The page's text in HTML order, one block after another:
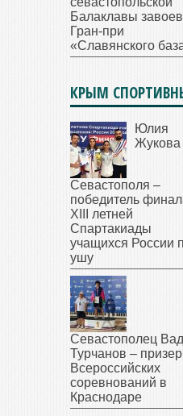
Балаклавы
Гран-при
«Славянского
КРЫМ
Юлия
Жукова
Севастополя –
победитель
XIII летней
Спартакиады
учащихся России
ушу
Севастополец
Турчанов – призер
Всероссийских
соревнований в
Краснодаре